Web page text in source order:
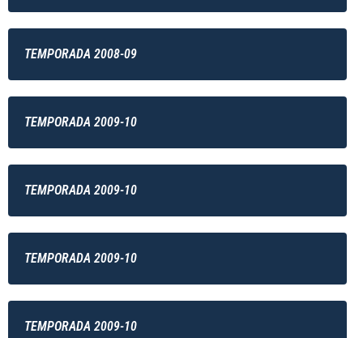
TEMPORADA 2008-09
TEMPORADA 2009-10
TEMPORADA 2009-10
TEMPORADA 2009-10
TEMPORADA 2009-10